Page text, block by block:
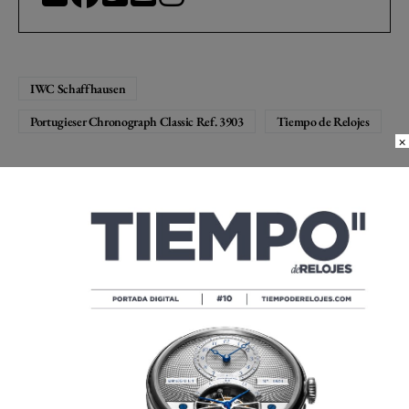
IWC Schaffhausen
Portugieser Chronograph Classic Ref. 3903
Tiempo de Relojes
Compartir
Twittear
×